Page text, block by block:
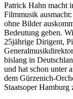
Patrick Hahn macht
Filmmusik
ohne Bilder
Bedeutung geben.
25jährige Dirigent,
bislang in
und hat schon unter
dem Gürzenich-
Staatsoper Hamburg